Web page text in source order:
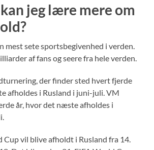
jeg lære mere om
mest sete sportsbegivenhed i verden.
af fans og seere fra hele verden.
der finder sted hvert fjerde
afholdes i Rusland i juni-juli. VM
år, hvor det næste afholdes i
Cup vil blive afholdt i Rusland fra 14.